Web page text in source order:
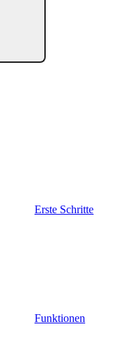
Erste Schritte
Funktionen